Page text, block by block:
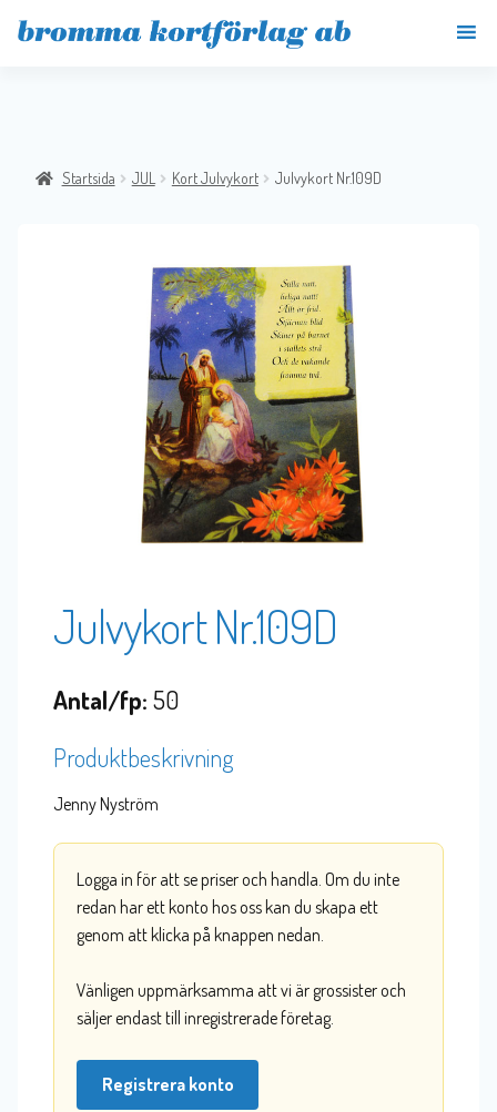
Startsida JUL Kort Julvykort Julvykort Nr.109D
Julvykort Nr.109D
Antal/fp: 50
Produktbeskrivning
Jenny Nyström
Logga in för att se priser och handla. Om du inte
redan har ett konto hos oss kan du skapa ett
genom att klicka på knappen nedan.
Vänligen uppmärksamma att vi är grossister och
säljer endast till inregistrerade företag.
Registrera konto